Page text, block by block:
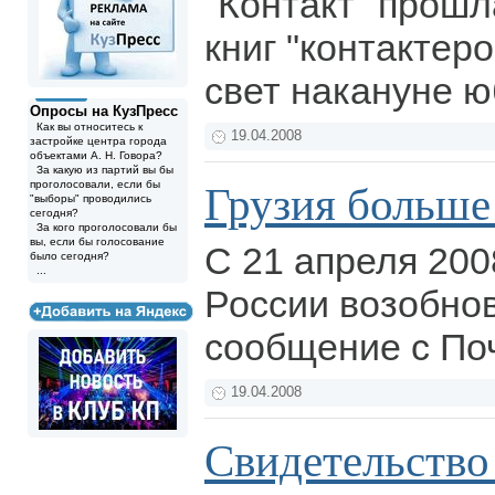
Опросы на КузПресс
Как вы относитесь к
застройке центра города
объектами А. Н. Говора?
За какую из партий вы бы
проголосовали, если бы
"выборы" проводились
сегодня?
За кого проголосовали бы
вы, если бы голосование
было сегодня?
книг
свет накануне
19.04.2008
Грузия
C 21 апреля
России
сообщение с
19.04.2008